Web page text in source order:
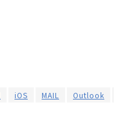
iOS MAIL Outlook